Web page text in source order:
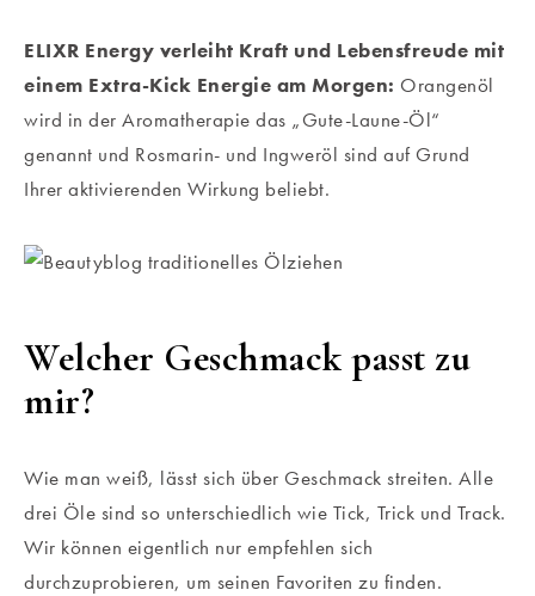
ELIXR Energy verleiht Kraft und Lebensfreude mit
einem Extra-Kick Energie am Morgen: Orangenöl
wird in der Aromatherapie das „Gute-Laune-Öl“
genannt und Rosmarin- und Ingweröl sind auf Grund
Ihrer aktivierenden Wirkung beliebt.
Welcher Geschmack passt zu
mir?
Wie man weiß, lässt sich über Geschmack streiten. Alle
drei Öle sind so unterschiedlich wie Tick, Trick und Track.
Wir können eigentlich nur empfehlen sich
durchzuprobieren, um seinen Favoriten zu finden.